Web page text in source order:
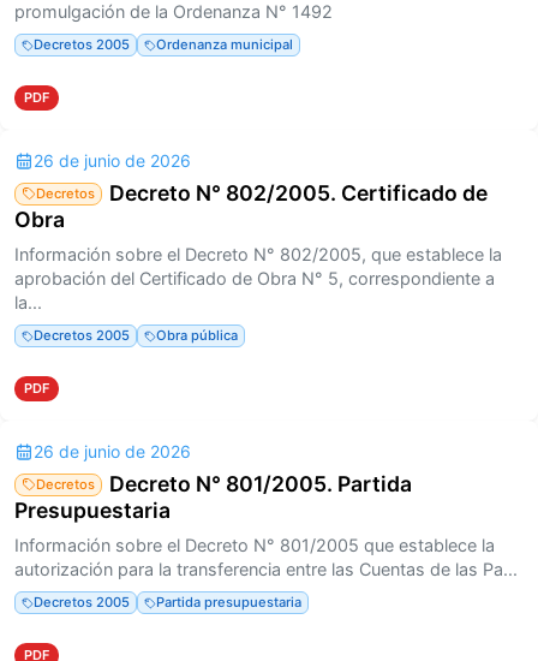
promulgación de la Ordenanza N° 1492
Decretos 2005 Ordenanza municipal
PDF
26 de junio de 2026
Decretos
Decreto N° 802/2005. Certificado de
Obra
Información sobre el Decreto N° 802/2005, que establece la
aprobación del Certificado de Obra N° 5, correspondiente a
la...
Decretos 2005 Obra pública
PDF
26 de junio de 2026
Decretos
Decreto N° 801/2005. Partida
Presupuestaria
Información sobre el Decreto N° 801/2005 que establece la
autorización para la transferencia entre las Cuentas de las Pa...
Decretos 2005 Partida presupuestaria
PDF